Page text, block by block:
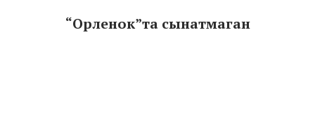
“Орленок”та сынатмаган